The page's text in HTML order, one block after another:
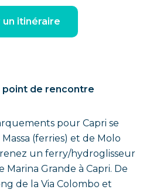
itinéraire
point de rencontre
pour Capri se
(ferries) et de Molo
un ferry/hydroglisseur
Grande à Capri. De
de la Via Colombo et